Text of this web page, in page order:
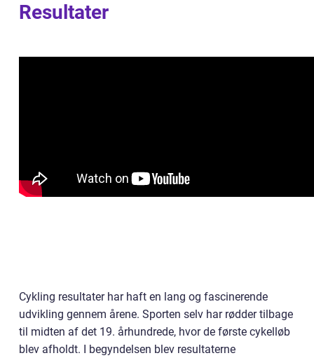
Resultater
Cykling resultater har haft en lang og fascinerende
udvikling gennem årene. Sporten selv har rødder tilbage
til midten af det 19. århundrede, hvor de første cykelløb
blev afholdt. I begyndelsen blev resultaterne